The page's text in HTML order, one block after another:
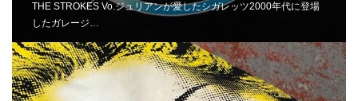
THE STROKES Vo.ジュリアンが愛したシガレッツ2000年代に登場
したガレージ…